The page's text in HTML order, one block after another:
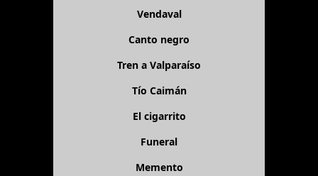
Vendaval
Canto negro
Tren a Valparaíso
Tío Caimán
El cigarrito
Funeral
Memento